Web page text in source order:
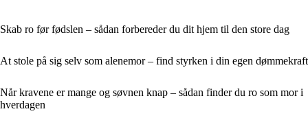
Skab ro før fødslen – sådan forbereder du dit hjem til den store dag
At stole på sig selv som alenemor – find styrken i din egen dømmekraft
Når kravene er mange og søvnen knap – sådan finder du ro som mor i
hverdagen